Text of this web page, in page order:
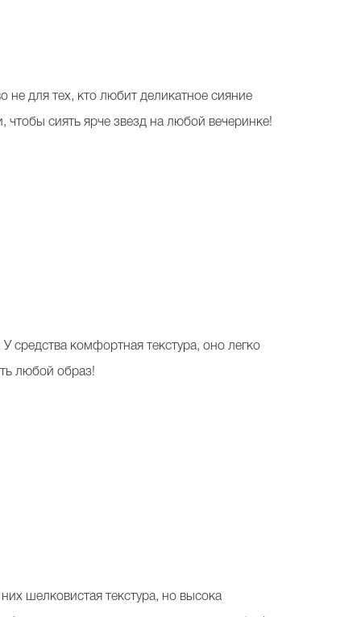
не для тех, кто любит деликатное сияние
сиять ярче звезд на любой вечеринке!
средства комфортная текстура, оно легко
любой образ!
шелковистая текстура, но высока